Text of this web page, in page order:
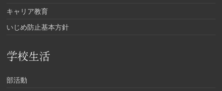
キャリア教育
いじめ防止基本方針
学校生活
部活動